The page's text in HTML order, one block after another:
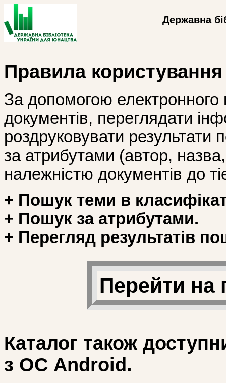
Державна
Правила
За допомогою
документів, переглядати
роздруковувати
за атрибутами (автор, назва,
належністю документів до
+ Пошук теми в
+ Пошук за атрибутами.
+ Перегляд результатів
Перейти на
Каталог також
з ОС Android.